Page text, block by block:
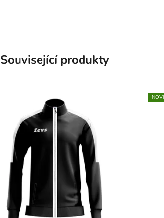
Související produkty